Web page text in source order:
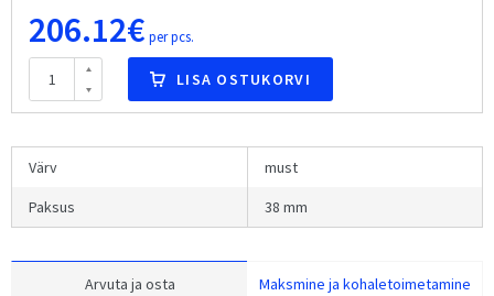
206.12€ per pcs.
LISA OSTUKORVI
Värv
must
Paksus
38 mm
Arvuta ja osta Maksmine ja kohaletoimetamine